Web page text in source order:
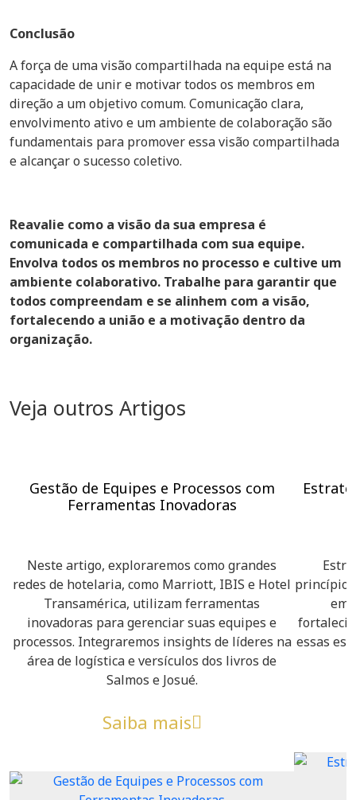
Conclusão
A força de uma visão compartilhada na equipe está na
capacidade de unir e motivar todos os membros em
direção a um objetivo comum. Comunicação clara,
envolvimento ativo e um ambiente de colaboração são
fundamentais para promover essa visão compartilhada
e alcançar o sucesso coletivo.
Reavalie como a visão da sua empresa é
comunicada e compartilhada com sua equipe.
Envolva todos os membros no processo e cultive um
ambiente colaborativo. Trabalhe para garantir que
todos compreendam e se alinhem com a visão,
fortalecendo a união e a motivação dentro da
organização.
Veja outros Artigos
Gestão de Equipes e Processos com
Ferramentas Inovadoras
Neste artigo, exploraremos como grandes
redes de hotelaria, como Marriott, IBIS e Hotel
Transamérica, utilizam ferramentas
inovadoras para gerenciar suas equipes e
processos. Integraremos insights de líderes na
área de logística e versículos dos livros de
Salmos e Josué.
Saiba mais
em
essas